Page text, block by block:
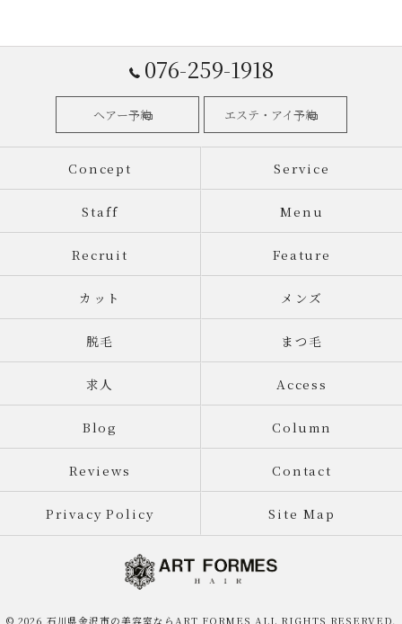
076-259-1918
ヘアー予約 エステ・アイ予約
Concept Service
Staff Menu
Recruit Feature
カット メンズ
脱毛 まつ毛
求人 Access
Blog Column
Reviews Contact
Privacy Policy Site Map
© 2026 石川県金沢市の美容室ならART FORMES ALL RIGHTS RESERVED.